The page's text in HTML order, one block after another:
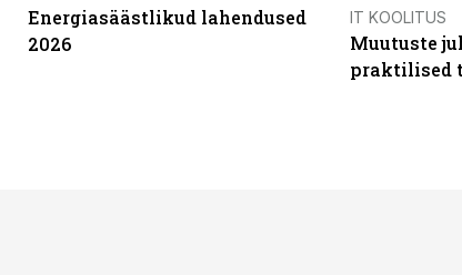
Energiasäästlikud lahendused
2026
IT KOOLITUS
Muutuste
praktilised